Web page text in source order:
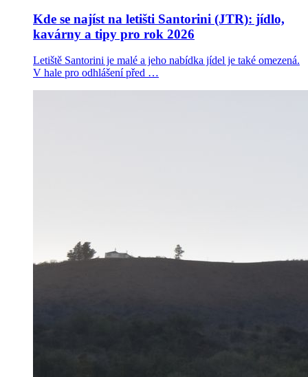
Kde se najíst na letišti Santorini (JTR): jídlo,
kavárny a tipy pro rok 2026
Letiště Santorini je malé a jeho nabídka jídel je také omezená.
V hale pro odhlášení před …